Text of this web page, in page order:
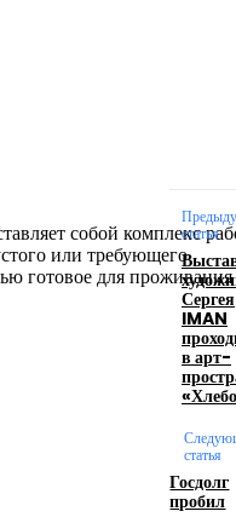
собой комплекс
или требующего
готовое для проживания
бренда
статья
Сергея
IMAN
в арт-
статья
Госдолг
пробил